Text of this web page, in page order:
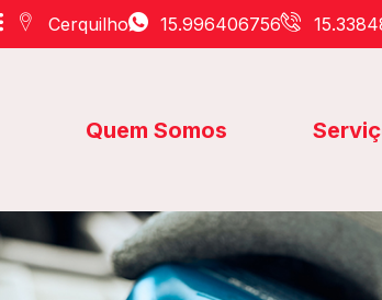
Cerquilho 15.996406756
Quem Somos